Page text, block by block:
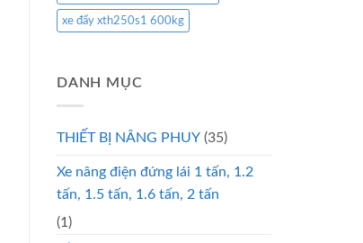
xe đẩy xth250s1 600kg
DANH MỤC
THIẾT BỊ NÂNG PHUY (35)
Xe nâng điện đứng lái 1 tấn, 1.2
tấn, 1.5 tấn, 1.6 tấn, 2 tấn
(1)